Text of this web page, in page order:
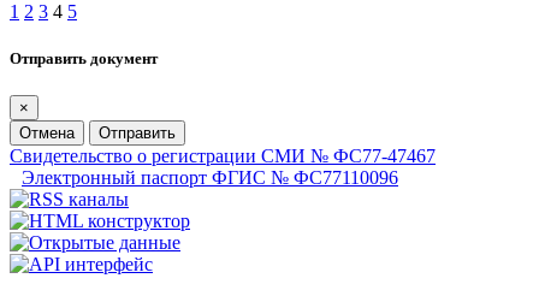
1 2 3 4 5
Отправить документ
×
Отмена
Отправить
Свидетельство о регистрации СМИ № ФС77-47467
Электронный паспорт ФГИС № ФС77110096